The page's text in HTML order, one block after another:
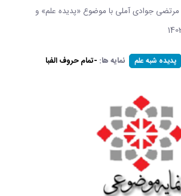
مرتضی جوادی آملی با موضوع «پدیده علم» و
پدیده شبه علم نمایه ها: -تمام حروف الفبا